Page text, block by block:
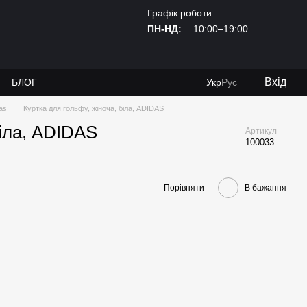
Графік роботи:
ПН-НД:
10:00–19:00
БЛОГ УкрРус Вхід
Куртка для гольфу, жіноча, біла, ADIDAS
ADIDAS Артикул
100033
Порівняти В бажання